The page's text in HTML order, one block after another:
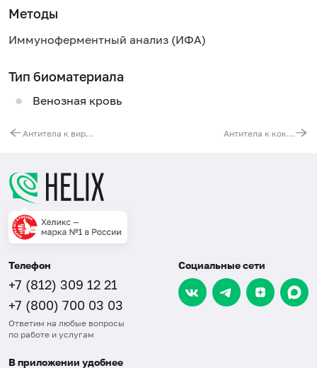
Методы
Иммуноферментный анализ (ИФА)
Тип биоматериала
Венозная кровь
Антитела к вирусу гепатита D (anti-HDV, IgM) Антитела к коклюшной палочке (Bordetella pertussis, IgM)
Телефон
+7 (812) 309 12 21
+7 (800) 700 03 03
Ответим на любые вопросы
по работе и услугам
Социальные сети
В приложении удобнее